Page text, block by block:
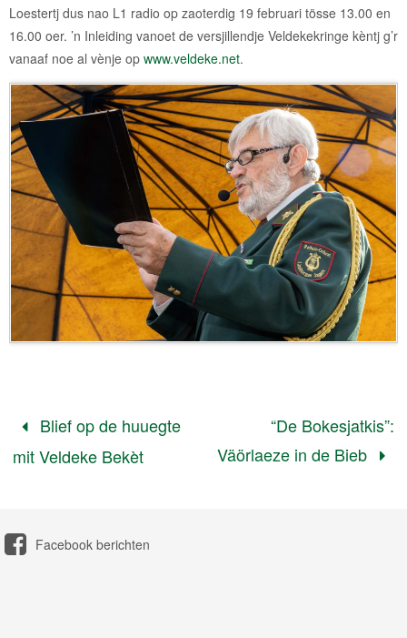
Loestertj dus nao L1 radio op zaoterdig 19 februari tösse 13.00 en
16.00 oer. ’n Inleiding vanoet de versjillendje Veldekekringe kèntj g’r
vanaaf noe al vènje op www.veldeke.net.
Blief op de huuegte
mit Veldeke Bekèt
“De Bokesjatkis”:
Väörlaeze in de Bieb
Facebook berichten